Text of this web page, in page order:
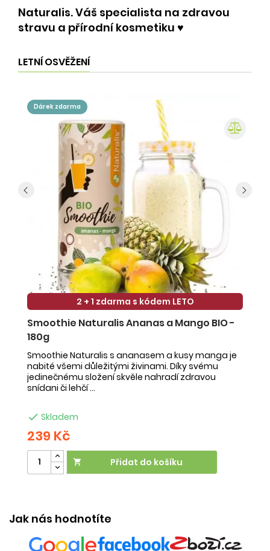
Naturalis. Váš specialista na zdravou
stravu a přírodní kosmetiku ♥️
LETNÍ OSVĚŽENÍ
dárek zdarma
2 + 1 zdarma s kódem LETO
Smoothie Naturalis Ananas a Mango BIO -
180g
Smoothie Naturalis s ananasem a kusy manga je
nabité všemi důležitými živinami. Díky svému
jedinečnému složení skvěle nahradí zdravou
snídani či lehčí ...
 Skladem
239 Kč
 Přidat do košíku
Jak nás hodnotíte